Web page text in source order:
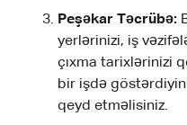
Peşəkar Təcrübə:
yerlərinizi, iş
çıxma tarixlərinizi
bir işdə
qeyd etməlisiniz.